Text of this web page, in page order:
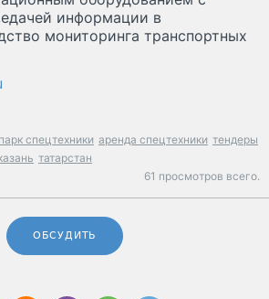
информации в
мониторинга транспортных
парк спецтехники аренда спецтехники тендеры
татарстан
61 просмотров всего.
ОБСУДИТЬ